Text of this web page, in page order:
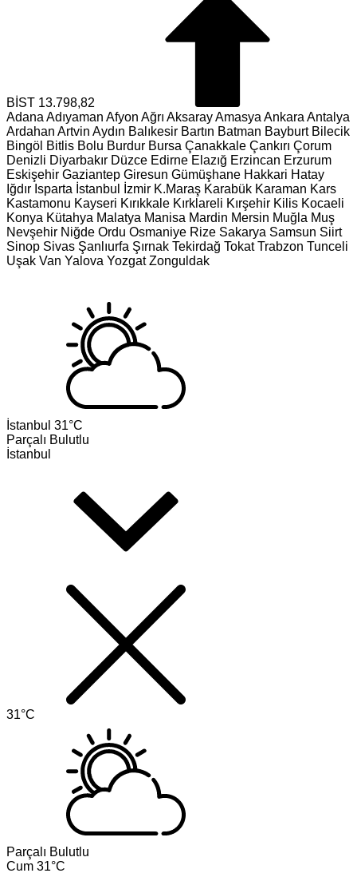
BİST 13.798,82
Adana Adıyaman Afyon Ağrı AksarayAmasya Ankara Antalya
Ardahan Artvin Aydın Balıkesir Bartın Batman Bayburt Bilecik
Bingöl Bitlis Bolu Burdur Bursa Çanakkale Çankırı Çorum
Denizli Diyarbakır Düzce Edirne Elazığ Erzincan Erzurum
Eskişehir Gaziantep Giresun Gümüşhane Hakkari Hatay
Iğdır Isparta İstanbul İzmir K.Maraş Karabük Karaman Kars
Kastamonu Kayseri Kırıkkale Kırklareli Kırşehir Kilis Kocaeli
Konya Kütahya Malatya Manisa Mardin Mersin Muğla Muş
Nevşehir Niğde Ordu Osmaniye Rize Sakarya Samsun Siirt
Sinop Sivas Şanlıurfa Şırnak Tekirdağ Tokat Trabzon Tunceli
Uşak Van Yalova Yozgat Zonguldak
İstanbul 31°C
Parçalı Bulutlu
İstanbul
31°C
Parçalı Bulutlu
Cum 31°C